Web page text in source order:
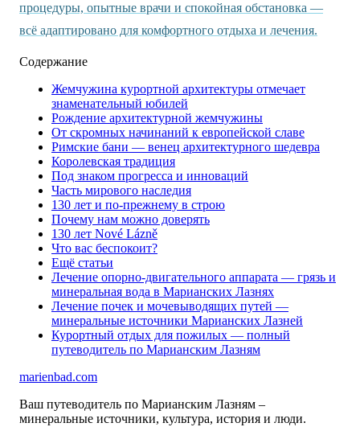
процедуры, опытные врачи и спокойная обстановка —
всё адаптировано для комфортного отдыха и лечения.
Содержание
Жемчужина курортной архитектуры отмечает
знаменательный юбилей
Рождение архитектурной жемчужины
От скромных начинаний к европейской славе
Римские бани — венец архитектурного шедевра
Королевская традиция
Под знаком прогресса и инноваций
Часть мирового наследия
130 лет и по-прежнему в строю
Почему нам можно доверять
130 лет Nové Lázně
Что вас беспокоит?
Ещё статьи
Лечение опорно-двигательного аппарата — грязь и
минеральная вода в Марианских Лазнях
Лечение почек и мочевыводящих путей —
минеральные источники Марианских Лазней
Курортный отдых для пожилых — полный
путеводитель по Марианским Лазням
marienbad.com
Ваш путеводитель по Марианским Лазням –
минеральные источники, культура, история и люди.